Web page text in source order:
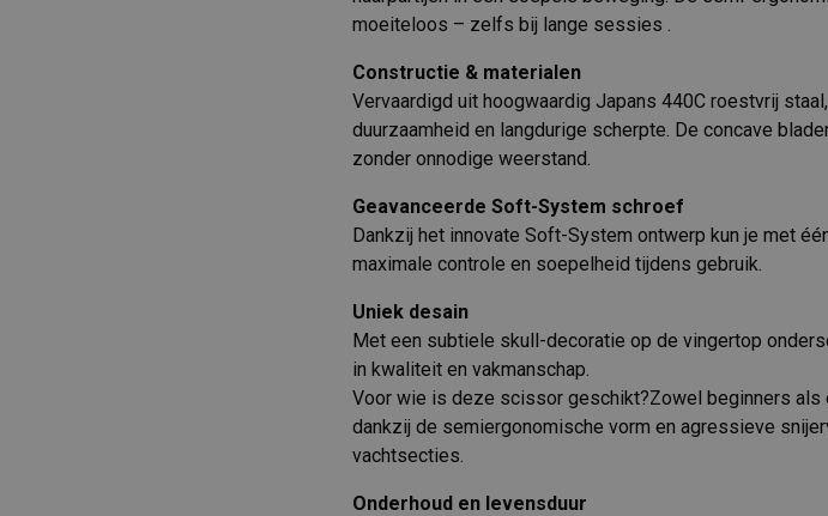
moeiteloos – zelfs bij lange sessies .
Constructie & materialen
Vervaardigd uit hoogwaardig Japans 440C roestvrij
duurzaamheid en langdurige scherpte. De concave
zonder onnodige weerstand.
Geavanceerde Soft-System schroef
Dankzij het innovate Soft-System ontwerp kun je met
maximale controle en soepelheid tijdens gebruik.
Uniek desain
Met een subtiele skull-decoratie op de vingertop
in kwaliteit en vakmanschap.
Voor wie is deze scissor geschikt?Zowel beginners
dankzij de semiergonomische vorm en agressieve
vachtsecties.
Onderhoud en levensduur